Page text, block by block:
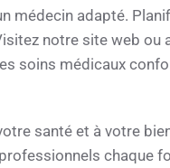
médecin adapté.
notre site web ou
soins médicaux
santé et à votre
chaque